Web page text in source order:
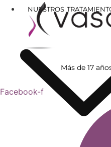
NUESTROS
Más de 17
Facebook-f